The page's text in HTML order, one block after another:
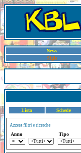
News
Sigle
Lista Schede
Azzera filtri e ricerche
Anno Tipo